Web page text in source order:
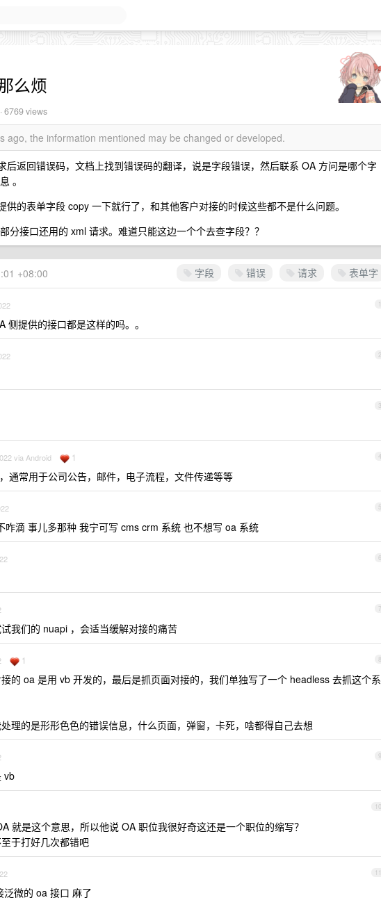
么烦
· 6769 views
ago, the information mentioned may be changed or developed.
后返回错误码，文档上找到错误码的翻译，说是字段错误，然后联系 OA 方问是哪个字
。
的表单字段 copy 一下就行了，和其他客户对接的时候这些都不是什么问题。
分接口还用的 xml 请求。难道只能这边一个个去查字段？？
字段 错误 请求 表单字
+08:00
1
侧提供的接口都是这样的吗。。
2
3
4
via Android 1
通常用于公司公告，邮件，电子流程，文件传递等等
5
咋滴 事儿多那种 我宁可写 cms crm 系统 也不想写 oa 系统
6
7
我们的 nuapi ，会适当缓解对接的痛苦
8
1
的 oa 是用 vb 开发的，最后是抓页面对接的，我们单独写了一个 headless 去抓这个系
理的是形形色色的错误信息，什么页面，弹窗，卡死，啥都得自己去想
9
vb
10
就是这个意思，所以他说 OA 职位我很好奇这还是一个职位的缩写？
于打好几次都错吧
11
泛微的 oa 接口 麻了